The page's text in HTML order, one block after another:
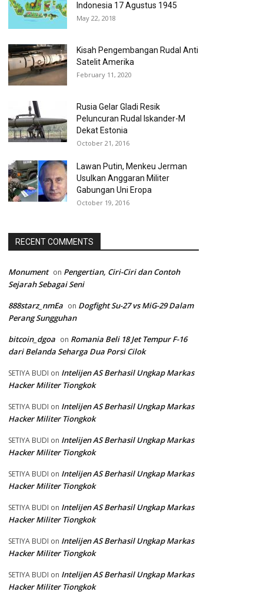
Indonesia 17 Agustus 1945
May 22, 2018
Kisah Pengembangan Rudal Anti
Satelit Amerika
February 11, 2020
Rusia Gelar Gladi Resik
Peluncuran Rudal Iskander-M
Dekat Estonia
October 21, 2016
Lawan Putin, Menkeu Jerman
Usulkan Anggaran Militer
Gabungan Uni Eropa
October 19, 2016
RECENT COMMENTS
Monument on Pengertian, Ciri-Ciri dan Contoh
Sejarah Sebagai Seni
888starz_nmEa on Dogfight Su-27 vs MiG-29 Dalam
Perang Sungguhan
bitcoin_dgoa on Romania Beli 18 Jet Tempur F-16
dari Belanda Seharga Dua Porsi Cilok
SETIYA BUDI on Intelijen AS Berhasil Ungkap Markas
Hacker Militer Tiongkok
SETIYA BUDI on Intelijen AS Berhasil Ungkap Markas
Hacker Militer Tiongkok
SETIYA BUDI on Intelijen AS Berhasil Ungkap Markas
Hacker Militer Tiongkok
SETIYA BUDI on Intelijen AS Berhasil Ungkap Markas
Hacker Militer Tiongkok
SETIYA BUDI on Intelijen AS Berhasil Ungkap Markas
Hacker Militer Tiongkok
SETIYA BUDI on Intelijen AS Berhasil Ungkap Markas
Hacker Militer Tiongkok
SETIYA BUDI on Intelijen AS Berhasil Ungkap Markas
Hacker Militer Tiongkok